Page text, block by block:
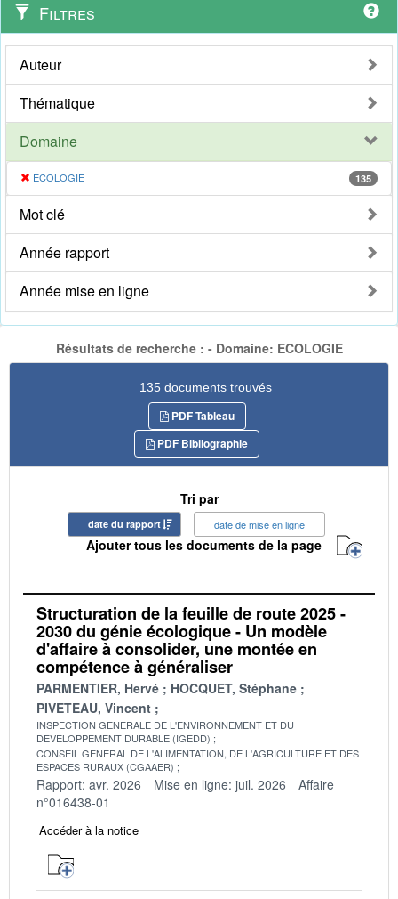
Filtres
Auteur
Thématique
Domaine
ECOLOGIE 135
Mot clé
Année rapport
Année mise en ligne
Résultats de recherche : - Domaine: ECOLOGIE
135 documents trouvés
PDF Tableau
PDF Bibliographie
Tri par
date du rapport date de mise en ligne
Ajouter tous les documents de la page
Structuration de la feuille de route 2025 -
2030 du génie écologique - Un modèle
d'affaire à consolider, une montée en
compétence à généraliser
PARMENTIER, Hervé
HOCQUET, Stéphane
PIVETEAU, Vincent
INSPECTION GENERALE DE L'ENVIRONNEMENT ET DU
DEVELOPPEMENT DURABLE (IGEDD)
CONSEIL GENERAL DE L'ALIMENTATION, DE L'AGRICULTURE ET DES
ESPACES RURAUX (CGAAER)
Rapport: avr. 2026 Mise en ligne: juil. 2026
Affaire
n°016438-01
Accéder à la notice